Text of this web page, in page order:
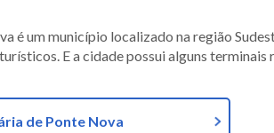
é um município localizado na região
E a cidade possui alguns
de Ponte Nova